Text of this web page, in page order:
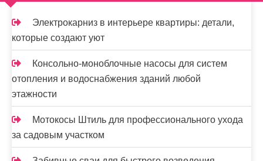
м
Электрокарниз в интерьере квартиры: детали,
которые создают уют
Консольно-моноблочные насосы для систем
отопления и водоснабжения зданий любой
этажности
Мотокосы Штиль для профессионального ухода
за садовым участком